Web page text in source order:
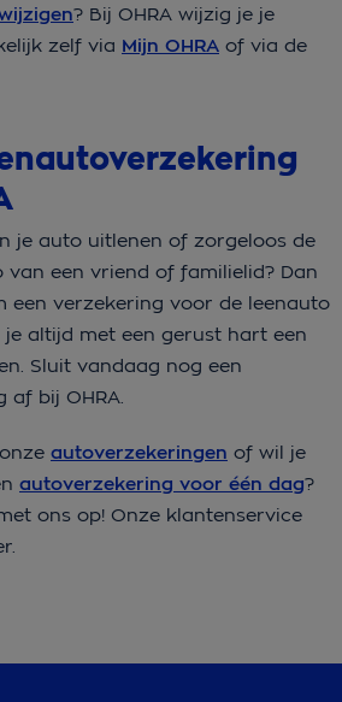
? Bij OHRA wijzig je je
zelf via Mijn OHRA of via de
je auto uitlenen of zorgeloos de
een vriend of familielid? Dan
een verzekering voor de leenauto
altijd met een gerust hart een
Sluit vandaag nog een
af bij OHRA.
autoverzekeringen of wil je
autoverzekering voor één dag?
ons op! Onze klantenservice